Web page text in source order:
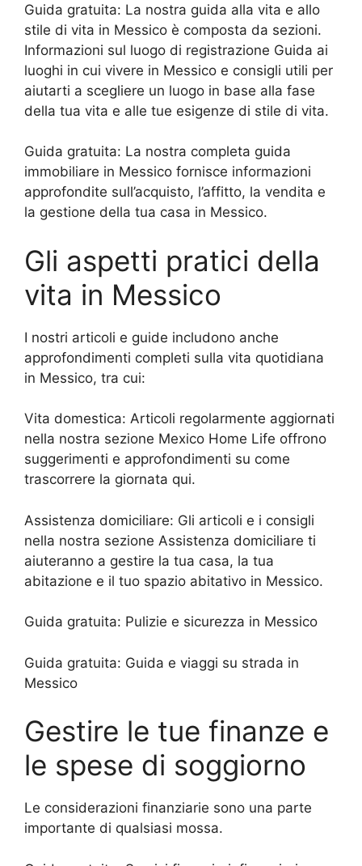
Guida gratuita: La nostra guida alla vita e allo
stile di vita in Messico è composta da sezioni.
Informazioni sul luogo di registrazione Guida ai
luoghi in cui vivere in Messico e consigli utili per
aiutarti a scegliere un luogo in base alla fase
della tua vita e alle tue esigenze di stile di vita.
Guida gratuita: La nostra completa guida
immobiliare in Messico fornisce informazioni
approfondite sull’acquisto, l’affitto, la vendita e
la gestione della tua casa in Messico.
Gli aspetti pratici della
vita in Messico
I nostri articoli e guide includono anche
approfondimenti completi sulla vita quotidiana
in Messico, tra cui:
Vita domestica: Articoli regolarmente aggiornati
nella nostra sezione Mexico Home Life offrono
suggerimenti e approfondimenti su come
trascorrere la giornata qui.
Assistenza domiciliare: Gli articoli e i consigli
nella nostra sezione Assistenza domiciliare ti
aiuteranno a gestire la tua casa, la tua
abitazione e il tuo spazio abitativo in Messico.
Guida gratuita: Pulizie e sicurezza in Messico
Guida gratuita: Guida e viaggi su strada in
Messico
Gestire le tue finanze e
le spese di soggiorno
Le considerazioni finanziarie sono una parte
importante di qualsiasi mossa.